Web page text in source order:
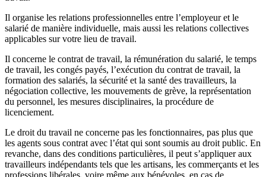
Il organise les relations professionnelles entre l’employeur et le
salarié de manière individuelle, mais aussi les relations collectives
applicables sur votre lieu de travail.
Il concerne le contrat de travail, la rémunération du salarié, le temps
de travail, les congés payés, l’exécution du contrat de travail, la
formation des salariés, la sécurité et la santé des travailleurs, la
négociation collective, les mouvements de grève, la représentation
du personnel, les mesures disciplinaires, la procédure de
licenciement.
Le droit du travail ne concerne pas les fonctionnaires, pas plus que
les agents sous contrat avec l’état qui sont soumis au droit public. En
revanche, dans des conditions particulières, il peut s’appliquer aux
travailleurs indépendants tels que les artisans, les commerçants et les